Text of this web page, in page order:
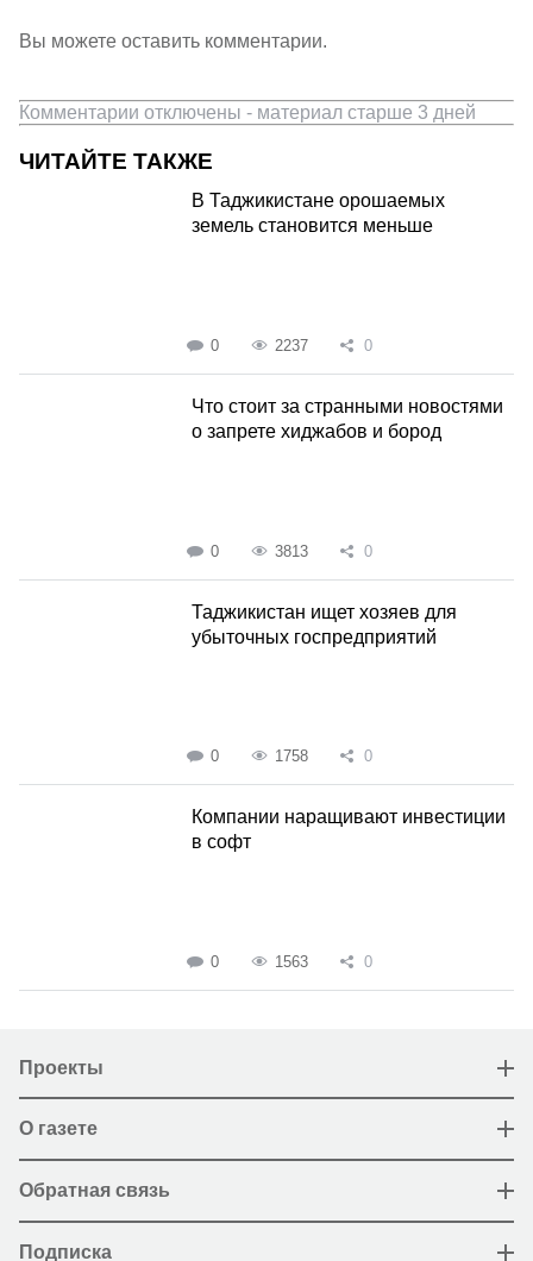
Вы можете оставить комментарии.
Комментарии отключены - материал старше 3 дней
ЧИТАЙТЕ ТАКЖЕ
В Таджикистане орошаемых
земель становится меньше
0 2237 0
Что стоит за странными новостями
о запрете хиджабов и бород
0 3813 0
Таджикистан ищет хозяев для
убыточных госпредприятий
0 1758 0
Компании наращивают инвестиции
в софт
0 1563 0
Проекты
О газете
Обратная связь
Подписка